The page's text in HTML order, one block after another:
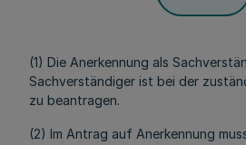
(1) Die Anerkennung als
Sachverständiger ist bei der
zu beantragen.
(2) Im Antrag auf Anerkennung